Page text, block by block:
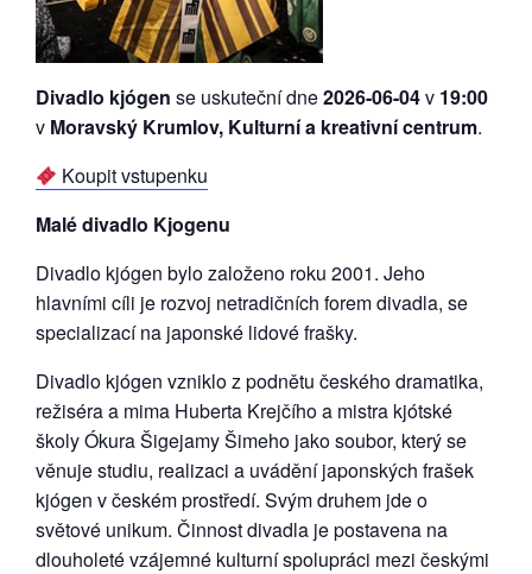
Divadlo kjógen se uskuteční dne2026-06-04v 19:00
v Moravský Krumlov, Kulturní a kreativní centrum.
Koupit vstupenku
Malé divadlo Kjogenu
Divadlo kjógen bylo založeno roku 2001. Jeho
hlavními cíli je rozvoj netradičních forem divadla, se
specializací na japonské lidové frašky.
Divadlo kjógen vzniklo z podnětu českého dramatika,
režiséra a mima Huberta Krejčího a mistra kjótské
školy Ókura Šigejamy Šimeho jako soubor, který se
věnuje studiu, realizaci a uvádění japonských frašek
kjógen v českém prostředí. Svým druhem jde o
světové unikum. Činnost divadla je postavena na
dlouholeté vzájemné kulturní spolupráci mezi českými